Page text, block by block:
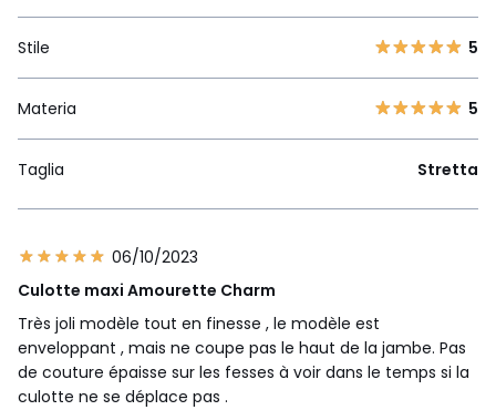
Stile 5
Materia 5
Taglia Stretta
06/10/2023
Culotte maxi Amourette Charm
Très joli modèle tout en finesse , le modèle est
enveloppant , mais ne coupe pas le haut de la jambe. Pas
de couture épaisse sur les fesses à voir dans le temps si la
culotte ne se déplace pas .